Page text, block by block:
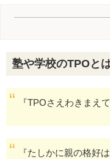
塾や学校のTPOと
『TPOさえわきまえ
『たしかに親の格好